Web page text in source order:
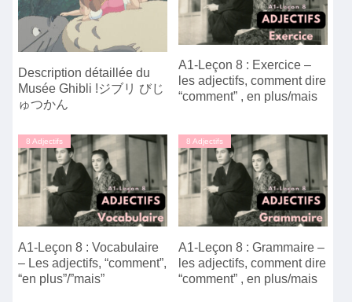
Description détaillée du
Musée Ghibli !ジブリ びじ
ゅつかん
A1-Leçon 8 : Exercice –
les adjectifs, comment dire
“comment” , en plus/mais
8 Adjectifs
A1-Leçon 8 : Vocabulaire
– Les adjectifs, “comment”,
“en plus”/”mais”
8 Adjectifs
A1-Leçon 8 : Grammaire –
les adjectifs, comment dire
“comment” , en plus/mais